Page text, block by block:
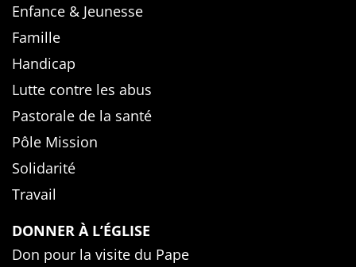
Enfance & Jeunesse
Famille
Handicap
Lutte contre les abus
Pastorale de la santé
Pôle Mission
Solidarité
Travail
DONNER À L’ÉGLISE
Don pour la visite du Pape